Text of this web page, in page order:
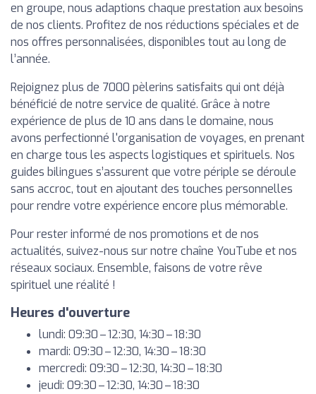
en groupe, nous adaptions chaque prestation aux besoins
de nos clients. Profitez de nos réductions spéciales et de
nos offres personnalisées, disponibles tout au long de
l’année.
Rejoignez plus de 7000 pèlerins satisfaits qui ont déjà
bénéficié de notre service de qualité. Grâce à notre
expérience de plus de 10 ans dans le domaine, nous
avons perfectionné l'organisation de voyages, en prenant
en charge tous les aspects logistiques et spirituels. Nos
guides bilingues s’assurent que votre périple se déroule
sans accroc, tout en ajoutant des touches personnelles
pour rendre votre expérience encore plus mémorable.
Pour rester informé de nos promotions et de nos
actualités, suivez-nous sur notre chaîne YouTube et nos
réseaux sociaux. Ensemble, faisons de votre rêve
spirituel une réalité !
Heures d'ouverture
lundi: 09:30 – 12:30, 14:30 – 18:30
mardi: 09:30 – 12:30, 14:30 – 18:30
mercredi: 09:30 – 12:30, 14:30 – 18:30
jeudi: 09:30 – 12:30, 14:30 – 18:30